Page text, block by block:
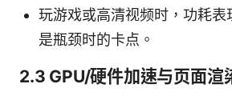
玩游戏或高清视频时，功耗表
是瓶颈时的卡点。
2.3 GPU/硬件加速与页面渲